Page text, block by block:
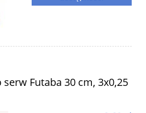
serw Futaba 30 cm, 3x0,25